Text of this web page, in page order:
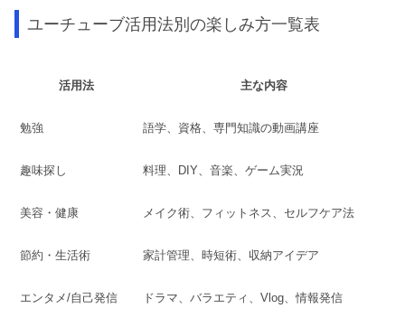
ユーチューブ活用法別の楽しみ方一覧表
活用法 主な内容
勉強 語学、資格、専門知識の動画講座
趣味探し 料理、DIY、音楽、ゲーム実況
美容・健康 メイク術、フィットネス、セルフケア法
節約・生活術 家計管理、時短術、収納アイデア
エンタメ/自己発信 ドラマ、バラエティ、Vlog、情報発信